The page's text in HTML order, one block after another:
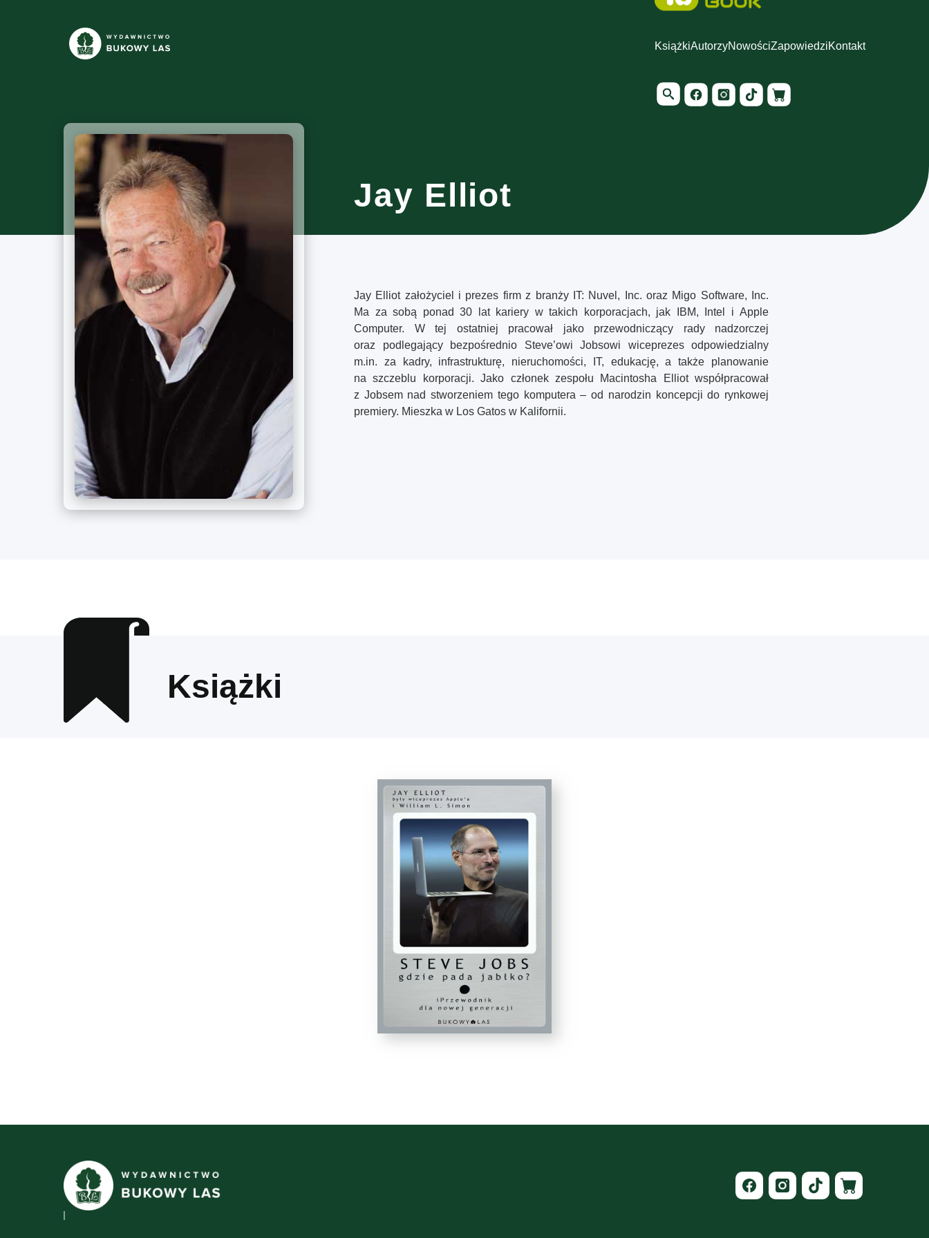
KsiążkiAutorzyNowościZapowiedziKontakt
Jay Elliot
Jay Elliot założyciel i prezes firm z branży IT: Nuvel, Inc. oraz Migo Software, Inc.
Ma za sobą ponad 30 lat kariery w takich korporacjach, jak IBM, Intel i Apple
Computer. W tej ostatniej pracował jako przewodniczący rady nadzorczej
oraz podlegający bezpośrednio Steve’owi Jobsowi wiceprezes odpowiedzialny
m.in. za kadry, infrastrukturę, nieruchomości, IT, edukację, a także planowanie
na szczeblu korporacji. Jako członek zespołu Macintosha Elliot współpracował
z Jobsem nad stworzeniem tego komputera – od narodzin koncepcji do rynkowej
premiery. Mieszka w Los Gatos w Kalifornii.
Książki